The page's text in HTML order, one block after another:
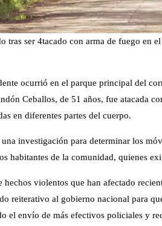
tras ser 4tacado con arma de fuego en
ocurrió en el parque principal del
Ceballos, de 51 años, fue atacada
en diferentes partes del cuerpo.
investigación para determinar los
habitantes de la comunidad, quienes
hechos violentos que han afectado
reiterativo al gobierno nacional para
el envío de más efectivos policiales y